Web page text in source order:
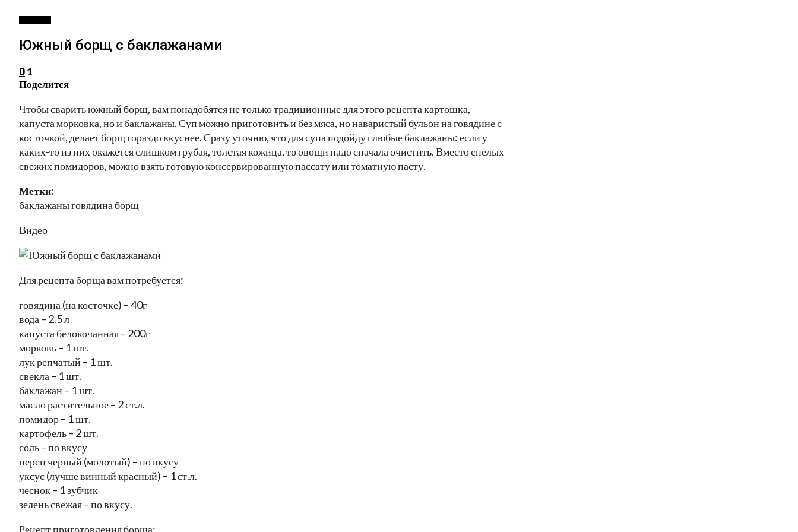
Южный борщ с баклажанами
0 1
Поделится
Чтобы сварить южный борщ, вам понадобятся не только традиционные для этого рецепта картошка,
капуста морковка, но и баклажаны. Суп можно приготовить и без мяса, но наваристый бульон на говядине с
косточкой, делает борщ гораздо вкуснее. Сразу уточню, что для супа подойдут любые баклажаны: если у
каких-то из них окажется слишком грубая, толстая кожица, то овощи надо сначала очистить. Вместо спелых
свежих помидоров, можно взять готовую консервированную пассату или томатную пасту.
Метки:
баклажаны говядина борщ
Видео
Для рецепта борща вам потребуется:
говядина (на косточке) – 40г
вода – 2.5 л
капуста белокочанная – 200г
морковь – 1 шт.
лук репчатый – 1 шт.
свекла – 1 шт.
баклажан – 1 шт.
масло растительное – 2 ст.л.
помидор – 1 шт.
картофель – 2 шт.
соль – по вкусу
перец черный (молотый) – по вкусу
уксус (лучше винный красный) – 1 ст.л.
чеснок – 1 зубчик
зелень свежая – по вкусу.
Рецепт приготовления борща: